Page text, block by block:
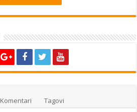
Komentari Tagovi